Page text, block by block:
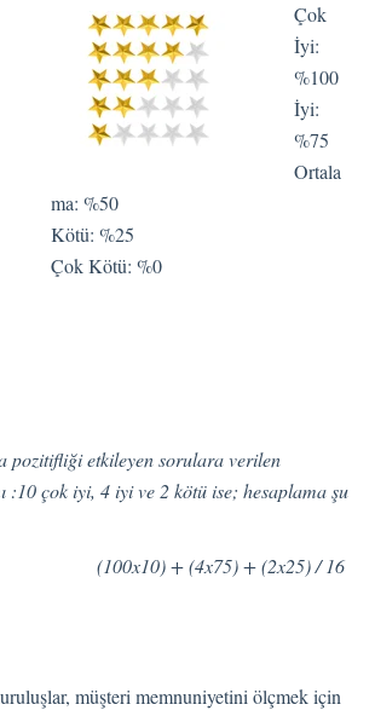
Hakkında
Çok
İyi:
%100
İyi:
%75
Ortala
ma: %50
Kötü: %25
Çok Kötü: %0
pozitifliği etkileyen sorulara verilen
:10 çok iyi, 4 iyi ve 2 kötü ise; hesaplama şu
yapılır;
+ (4x75) + (2x25) / 16
müşteri memnuniyetini ölçmek için